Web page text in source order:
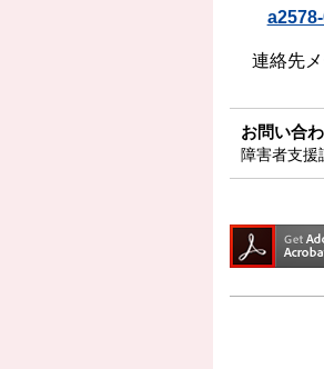
連絡先
お問い合
障害者支援